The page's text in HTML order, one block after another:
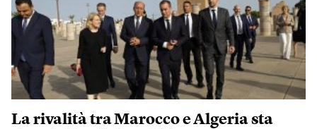
La rivalità tra Marocco e Algeria sta